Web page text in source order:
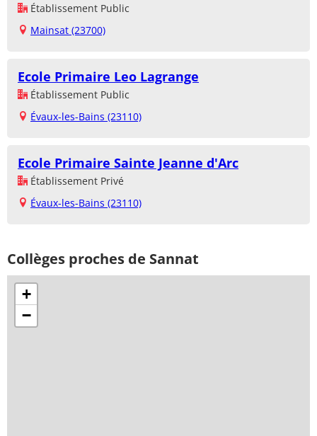
Établissement Public
Mainsat (23700)
Ecole Primaire Leo Lagrange
Établissement Public
Évaux-les-Bains (23110)
Ecole Primaire Sainte Jeanne d'Arc
Établissement Privé
Évaux-les-Bains (23110)
Collèges proches de Sannat
+
−